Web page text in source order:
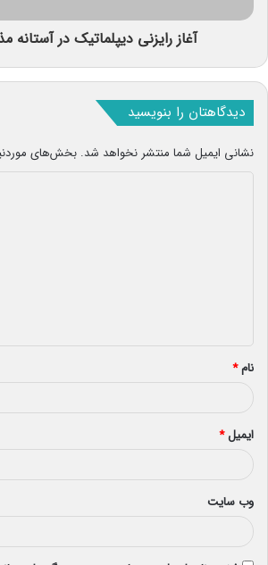
آغاز رایزنی دیپلماتیک در آستانه
دیدگاهتان را بنویسید
نشانی ایمیل شما منتشر نخواهد شد. بخش‌های
*
نام*
ایمیل*
وب‌ سایت